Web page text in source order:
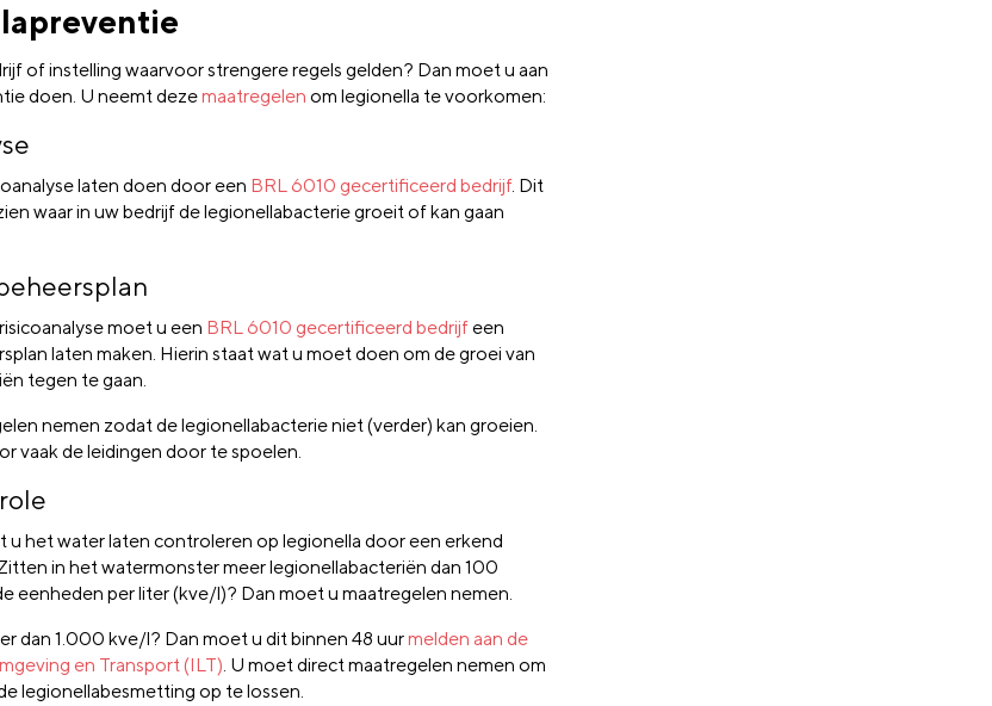
of instelling waarvoor strengere regels gelden? Dan moet u aan
doen. U neemt dezemaatregelen om legionella te voorkomen:
laten doen door een BRL 6010 gecertificeerd bedrijf. Dit
waar in uw bedrijf de legionellabacterie groeit of kan gaan
moet u een BRL 6010 gecertificeerd bedrijfeen
laten maken. Hierin staat wat u moet doen om de groei van
tegen te gaan.
nemen zodat de legionellabacterie niet (verder) kan groeien.
vaak de leidingen door te spoelen.
u het water laten controleren op legionella door een erkend
in het watermonster meer legionellabacteriën dan 100
eenheden per liter (kve/l)? Dan moet u maatregelen nemen.
dan 1.000 kve/l? Dan moet u dit binnen 48 uurmelden aan de
en Transport (ILT). U moet direct maatregelen nemen om
legionellabesmetting op te lossen.